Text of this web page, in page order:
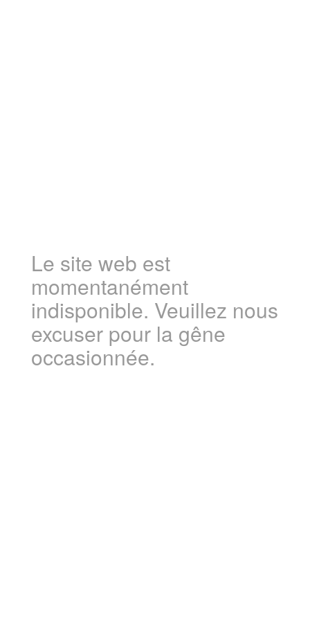
Le site web est
momentanément
indisponible. Veuillez nous
excuser pour la gêne
occasionnée.